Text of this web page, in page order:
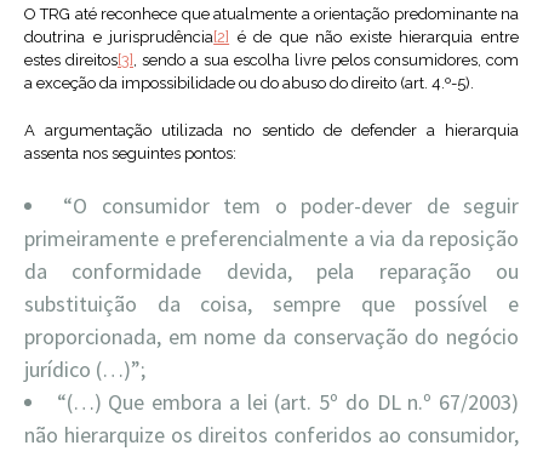
O TRG até reconhece que atualmente a orientação predominante na
doutrina e jurisprudência[2] é de que não existe hierarquia entre
estes direitos[3] , sendo a sua escolha livre pelos consumidores, com
a exceção da impossibilidade ou do abuso do direito (art. 4.º-5).
A argumentação utilizada no sentido de defender a hierarquia
assenta nos seguintes pontos:
“O consumidor tem o poder-dever de seguir
primeiramente e preferencialmente a via da reposição
da conformidade devida, pela reparação ou
substituição da coisa, sempre que possível e
proporcionada, em nome da conservação do negócio
jurídico (…)”;
“(…) Que embora a lei (art. 5º do DL n.º 67/2003)
não hierarquize os direitos conferidos ao consumidor,